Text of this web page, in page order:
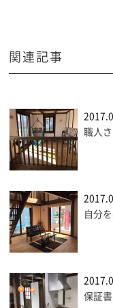
関連記事
職人
自分
保証